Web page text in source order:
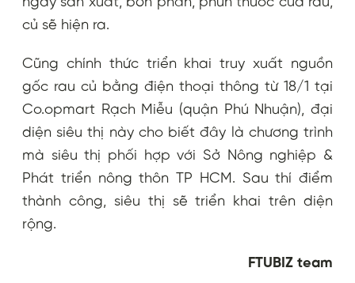
củ sẽ hiện ra.
Cũng chính thức triển khai truy xuất nguồn
gốc rau củ bằng điện thoại thông từ 18/1 tại
Co.opmart Rạch Miễu (quận Phú Nhuận), đại
diện siêu thị này cho biết đây là chương trình
mà siêu thị phối hợp với Sở Nông nghiệp &
Phát triển nông thôn TP HCM. Sau thí điểm
thành công, siêu thị sẽ triển khai trên diện
rộng.
FTUBIZ team